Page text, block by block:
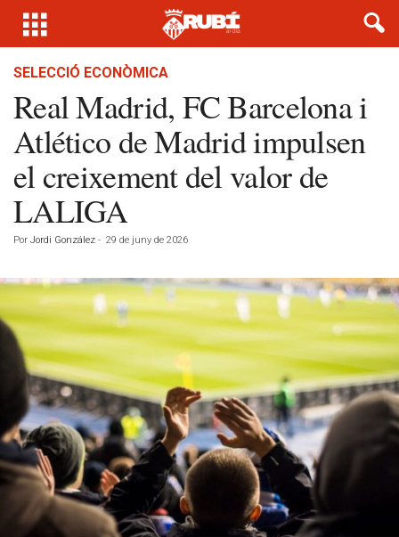
SELECCIÓ ECONÒMICA
Real Madrid, FC Barcelona i
Atlético de Madrid impulsen
el creixement del valor de
LALIGA
Por Jordi González - 29 de juny de 2026